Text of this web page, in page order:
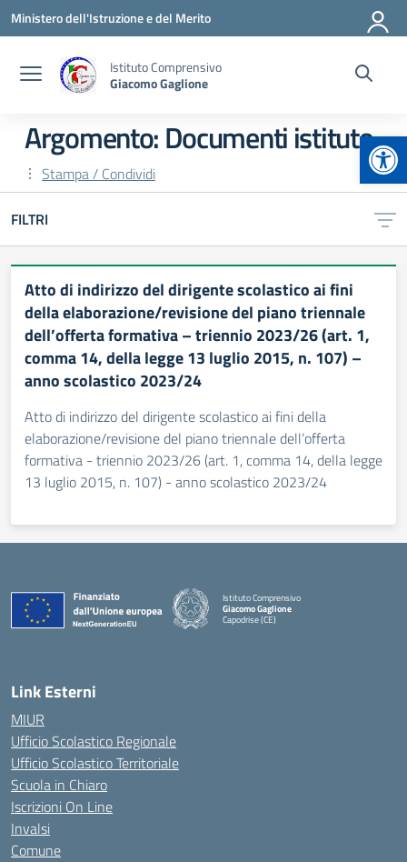
Vai ai contenuti
Vai al menu di navigazione
Vai al footer
Ministero dell'Istruzione e del Merito
Istituto Comprensivo
Giacomo Gaglione
Argomento: Documenti istituto
Stampa / Condividi
FILTRI
Atto di indirizzo del dirigente scolastico ai fini
della elaborazione/revisione del piano triennale
dell’offerta formativa – triennio 2023/26 (art. 1,
comma 14, della legge 13 luglio 2015, n. 107) –
anno scolastico 2023/24
Atto di indirizzo del dirigente scolastico ai fini della
elaborazione/revisione del piano triennale dell’offerta
formativa - triennio 2023/26 (art. 1, comma 14, della legge
13 luglio 2015, n. 107) - anno scolastico 2023/24
Istituto Comprensivo
Giacomo Gaglione
Capodrise (CE)
— Visita la pagina iniziale della scuola
Link Esterni
MIUR
Ufficio Scolastico Regionale
Ufficio Scolastico Territoriale
Scuola in Chiaro
Iscrizioni On Line
Invalsi
Comune